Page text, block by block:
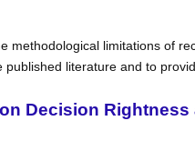
methodological limitations of
literature and to
Decision Rightness